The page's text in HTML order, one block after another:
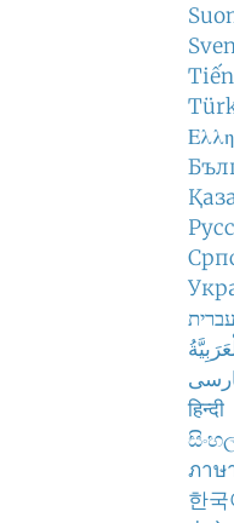
עברית
हिन्दी
ภาษ
한국